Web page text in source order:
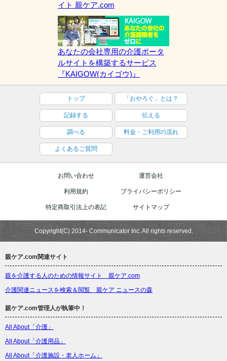
イト 親ケア.com
あなたの会社専用の介護ポータ
ルサイトを構築するサービス
『KAIGOW(カイゴウ)』
トップ 「おやろぐ」とは？
記録する 伝える
調べる 料金・ご利用の流れ
よくあるご質問
お問い合わせ 運営会社
利用規約 プライバシーポリシー
特定商取引法上の表記 サイトマップ
Copyright(C) 2014- Communicator Inc. All rights reserved.
親ケア.com関連サイト
親を介護する人のための情報サイト 親ケア.com
介護関連ニュースを検索＆閲覧 親ケア ニュースの森
親ケア.com管理人が執筆中！
All About「介護」
All About「介護用品」
All About「介護施設・老人ホーム」